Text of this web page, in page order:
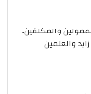
والمكلفين..
والعلمين